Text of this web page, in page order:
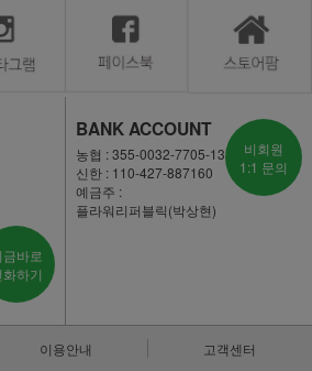
금바로
화하기
BANK ACCOUNT
농협 : 355-0032-7705-13
신한 : 110-427-887160
예금주 :
플라워리퍼블릭(박상현)
비회원
1:1 문의
이용안내 고객센터